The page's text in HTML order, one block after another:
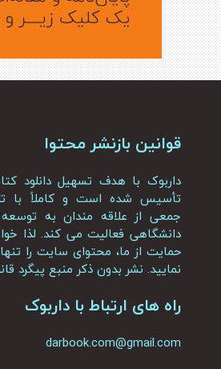
قوانین بازنشر محتوا
داربوک با هدف تسهیل دانلود
تأسیس شده است و کاملاً
جمعی از علاقه مندان به
دانشگاهی فعالیت می کند. لذا
حمایت از ما، محتوای سایت را
نمایید. نشر بدون ذکر منبع پیگرد
راه های ارتباط با داربوک
darbook.com@gmail.com